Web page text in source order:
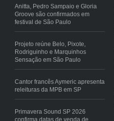
Anitta, Pedro Sampaio e Gloria
Groove são confirmados em
festival de São Paulo
Projeto reúne Belo, Pixote,
Rodriguinho e Marquinhos
Sensação em São Paulo
Cantor francês Aymeric apresenta
releituras da MPB em SP
Primavera Sound SP 2026
confirma datas de venda de